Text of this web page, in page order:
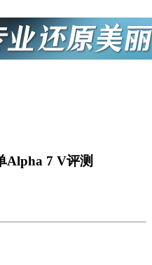
Alpha 7 V评测